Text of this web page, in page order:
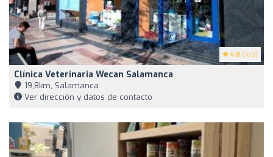
4.8 (160)
Clínica Veterinaria Wecan Salamanca
19,8km, Salamanca
Ver dirección y datos de contacto